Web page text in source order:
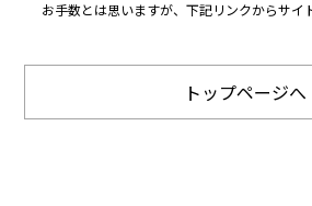
お手数とは思いますが、下記リンクからサイ
トップページへ